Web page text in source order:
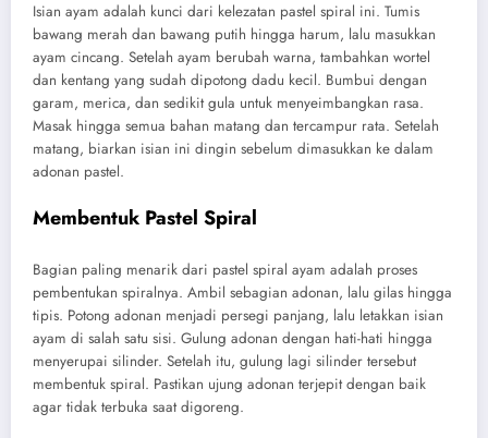
Isian ayam adalah kunci dari kelezatan pastel spiral ini. Tumis
bawang merah dan bawang putih hingga harum, lalu masukkan
ayam cincang. Setelah ayam berubah warna, tambahkan wortel
dan kentang yang sudah dipotong dadu kecil. Bumbui dengan
garam, merica, dan sedikit gula untuk menyeimbangkan rasa.
Masak hingga semua bahan matang dan tercampur rata. Setelah
matang, biarkan isian ini dingin sebelum dimasukkan ke dalam
adonan pastel.
Membentuk Pastel Spiral
Bagian paling menarik dari pastel spiral ayam adalah proses
pembentukan spiralnya. Ambil sebagian adonan, lalu gilas hingga
tipis. Potong adonan menjadi persegi panjang, lalu letakkan isian
ayam di salah satu sisi. Gulung adonan dengan hati-hati hingga
menyerupai silinder. Setelah itu, gulung lagi silinder tersebut
membentuk spiral. Pastikan ujung adonan terjepit dengan baik
agar tidak terbuka saat digoreng.